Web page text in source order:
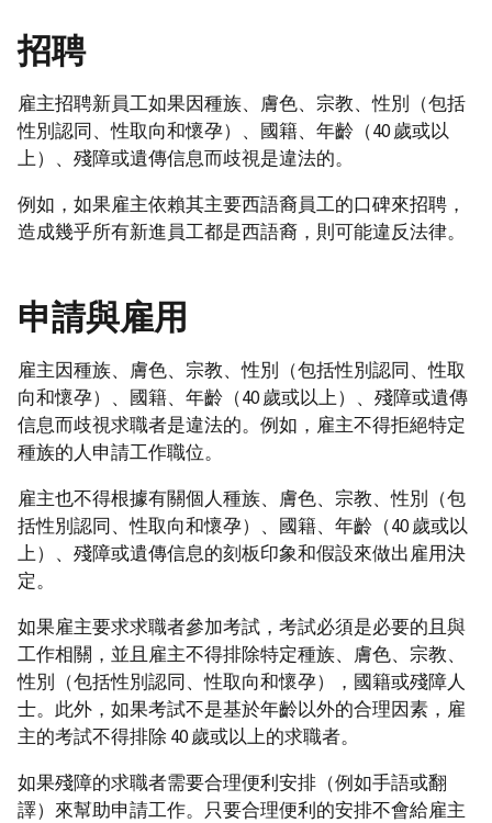
招聘
雇主招聘新員工如果因種族、膚色、宗教、性別（包括
性別認同、性取向和懷孕）、國籍、年齡（40 歲或以
上）、殘障或遺傳信息而歧視是違法的。
例如，如果雇主依賴其主要西語裔員工的口碑來招聘，
造成幾乎所有新進員工都是西語裔，則可能違反法律。
申請與雇用
雇主因種族、膚色、宗教、性別（包括性別認同、性取
向和懷孕）、國籍、年齡（40 歲或以上）、殘障或遺傳
信息而歧視求職者是違法的。例如，雇主不得拒絕特定
種族的人申請工作職位。
雇主也不得根據有關個人種族、膚色、宗教、性別（包
括性別認同、性取向和懷孕）、國籍、年齡（40 歲或以
上）、殘障或遺傳信息的刻板印象和假設來做出雇用決
定。
如果雇主要求求職者參加考試，考試必須是必要的且與
工作相關，並且雇主不得排除特定種族、膚色、宗教、
性別（包括性別認同、性取向和懷孕），國籍或殘障人
士。此外，如果考試不是基於年齡以外的合理因素，雇
主的考試不得排除 40 歲或以上的求職者。
如果殘障的求職者需要合理便利安排（例如手語或翻
譯）來幫助申請工作。只要合理便利的安排不會給雇主